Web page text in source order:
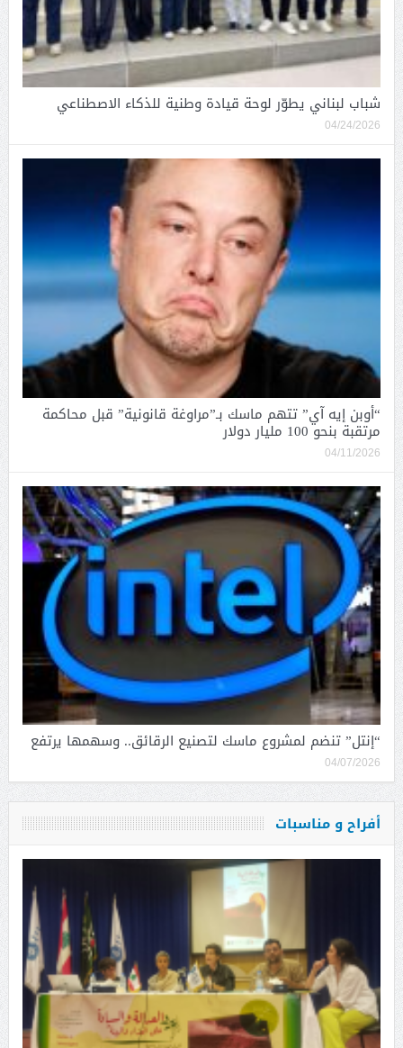
شباب لبناني يطوّر لوحة قيادة وطنية للذكاء الاصطناعي
04/24/2026
“أوبن إيه آي” تتهم ماسك بـ”مراوغة قانونية” قبل محاكمة
مرتقبة بنحو 100 مليار دولار
04/11/2026
“إنتل” تنضم لمشروع ماسك لتصنيع الرقائق.. وسهمها يرتفع
04/07/2026
أفراح و مناسبات